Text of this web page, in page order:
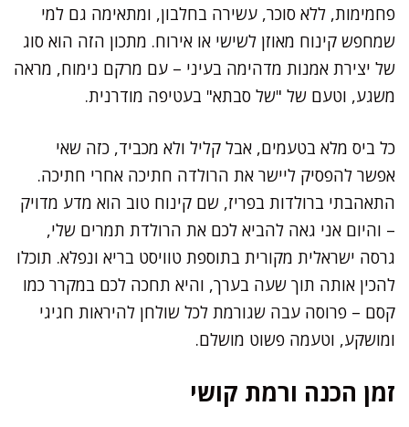
פחמימות, ללא סוכר, עשירה בחלבון, ומתאימה גם למי
שמחפש קינוח מאוזן לשישי או אירוח. מתכון הזה הוא סוג
של יצירת אמנות מדהימה בעיני – עם מרקם נימוח, מראה
משגע, וטעם של "של סבתא" בעטיפה מודרנית.
כל ביס מלא בטעמים, אבל קליל ולא מכביד, כזה שאי
אפשר להפסיק ליישר את הרולדה חתיכה אחרי חתיכה.
התאהבתי ברולדות בפריז, שם קינוח טוב הוא מדע מדויק
– והיום אני גאה להביא לכם את הרולדת תמרים שלי,
גרסה ישראלית מקורית בתוספת טוויסט בריא ונפלא. תוכלו
להכין אותה תוך שעה בערך, והיא תחכה לכם במקרר כמו
קסם – פרוסה עבה שגורמת לכל שולחן להיראות חגיגי
ומושקע, וטעמה פשוט מושלם.
זמן הכנה ורמת קושי